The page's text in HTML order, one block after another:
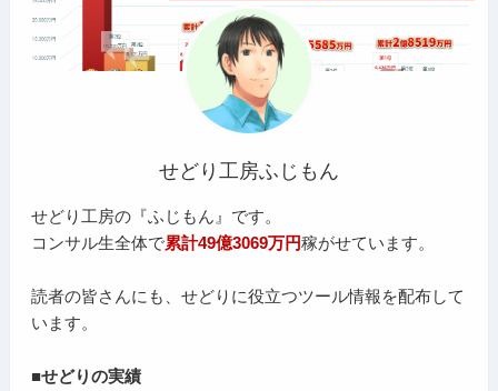
せどり工房ふじもん
せどり工房の『ふじもん』です。
コンサル生全体で累計49億3069万円稼がせています。
読者の皆さんにも、せどりに役立つツール情報を配布して
います。
■せどりの実績